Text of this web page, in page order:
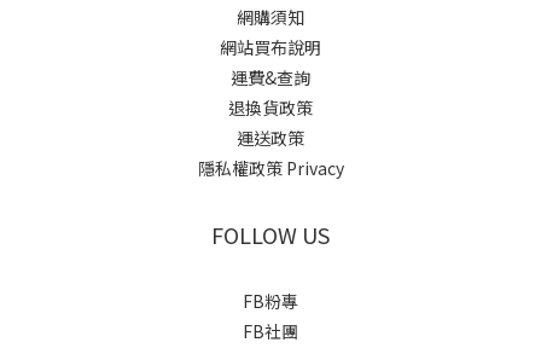
網購須知
網站買布說明
運費&查詢
退換貨政策
運送政策
隱私權政策 Privacy
FOLLOW US
FB粉專
FB社團